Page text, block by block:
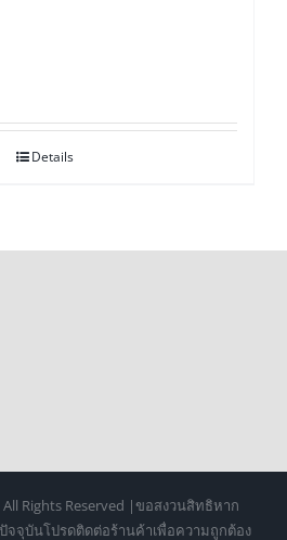
Details
All Rights Reserved |ขอสงวนสิทธิหาก
จุบันโปรดติดต่อร้านค้าเพื่อความถูกต้อง